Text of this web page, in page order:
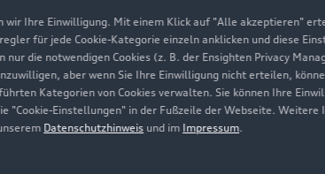
wir Ihre Einwilligung. Mit einem Klick auf "Alle akzeptieren"
für jede Cookie-Kategorie einzeln anklicken und diese
nur die notwendigen Cookies (z. B. der Ensighten Privacy
aber wenn Sie Ihre Einwilligung nicht erteilen,
Kategorien von Cookies verwalten. Sie können Ihre
"Cookie-Einstellungen" in der Fußzeile der Webseite.
Datenschutzhinweis und im Impressum.
Unternehmen
Karriere
Investor Relations
Presse & Media Center